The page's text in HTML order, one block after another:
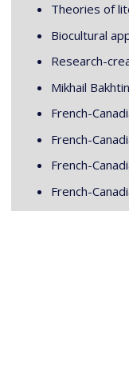
Theories of
Biocultural
Research-
Mikhail Bakhtin
French-
French-
French-
French-